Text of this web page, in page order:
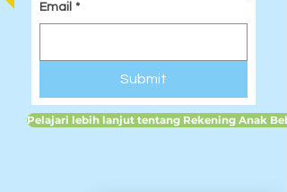
Email *
Submit
Pelajari lebih lanjut tentang Rekening Anak